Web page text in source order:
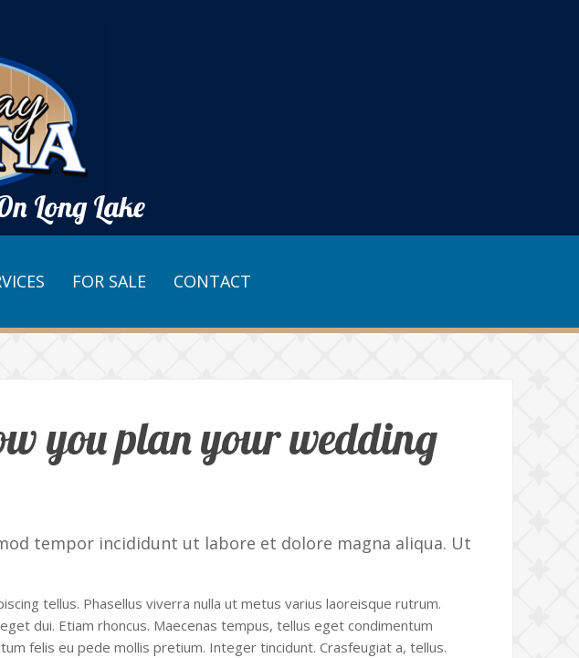
Long Lake
FOR SALE CONTACT
you plan your wedding
tempor incididunt ut labore et dolore magna aliqua. Ut
tellus. Phasellus viverra nulla ut metus varius laoreisque rutrum.
dui. Etiam rhoncus. Maecenas tempus, tellus eget condimentum
felis eu pede mollis pretium. Integer tincidunt. Crasfeugiat a, tellus.